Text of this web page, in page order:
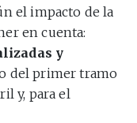
el impacto de la
en cuenta:
y
del primer tramo
y, para el